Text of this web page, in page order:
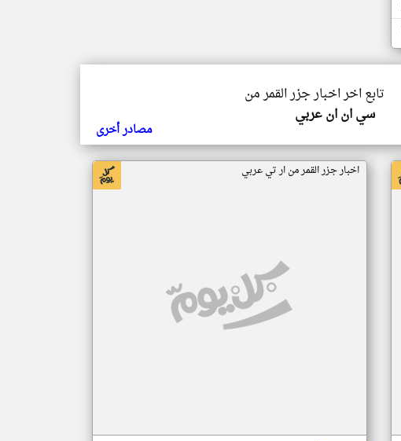
تابع اخر اخبار جزر القمر من
سي ان ان عربي
مصادر أخرى
اخبار جزر القمر من ار تي عربي